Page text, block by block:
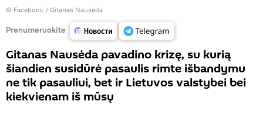
© Facebook / Gitanas Nausėda
Prenumeruokite
Gitanas Nausėda pavadino krizę, su kurią
šiandien susidūrė pasaulis rimte išbandymu
ne tik pasauliui, bet ir Lietuvos valstybei bei
kiekvienam iš mūsų